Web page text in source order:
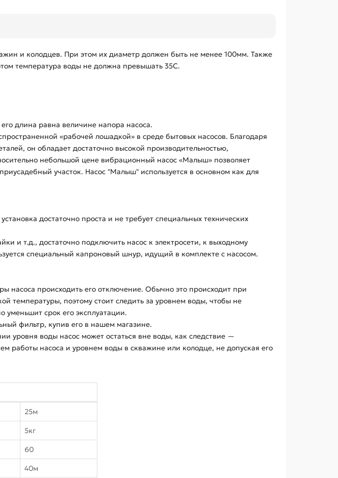
и колодцев. При этом их диаметр должен быть не менее 100мм. Также
температура воды не должна превышать 35С.
длина равна величине напора насоса.
«рабочей лошадкой» в среде бытовых насосов. Благодаря
он обладает достаточно высокой производительностью,
небольшой цене вибрационный насос «Малыш» позволяет
участок. Насос "Малыш" используется в основном как для
достаточно проста и не требует специальных технических
и т.д., достаточно подключить насос к электросети, к выходному
специальный капроновый шнур, идущий в комплекте с насосом.
насоса происходить его отключение. Обычно это происходит при
температуры, поэтому стоит следить за уровнем воды, чтобы не
уменьшит срок его эксплуатации.
фильтр, купив его в нашем магазине.
воды насос может остаться вне воды, как следствие —
работы насоса и уровнем воды в скважине или колодце, не допуская его
25м
5кг
60
40м